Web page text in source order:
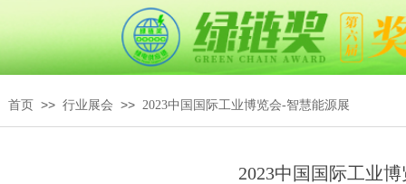
首页 >> 行业展会 >> 2023中国国际工业博览会-智慧能源展
2023中国国际工业